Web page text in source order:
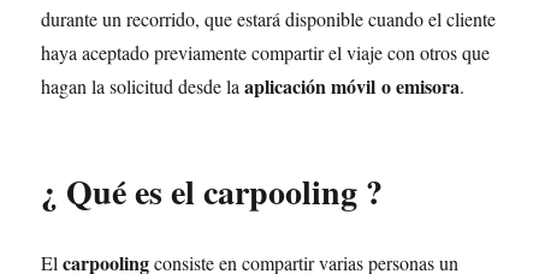
durante un recorrido, que estará disponible cuando el cliente
haya aceptado previamente compartir el viaje con otros que
hagan la solicitud desde laaplicación móvil o emisora.
¿ Qué es el carpooling ?
Elcarpoolingconsiste en compartir varias personas un